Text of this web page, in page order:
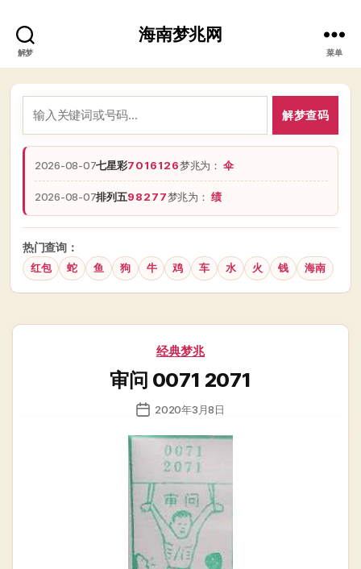
解梦
海南梦兆网
菜单
解梦查码
2026-08-07七星彩7016126梦兆为：伞
2026-08-07排列五98277梦兆为：绩
热门查询：
红包 蛇 鱼 狗 牛 鸡 车 水 火 钱 海南
分
经典梦兆
审问 0071 2071
发
日
2020年3月8日